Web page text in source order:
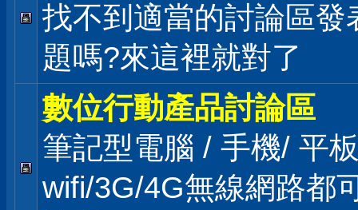
找不到適當的討論區發
題嗎?來這裡就對了
數位行動產品討論區
筆記型電腦 / 手機/ 平
wifi/3G/4G無線網路都